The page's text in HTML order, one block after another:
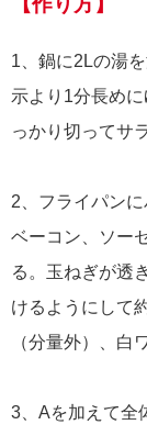
1、鍋に2Lの湯
示より1分長め
っかり切ってサ
2、フライパン
ベーコン、ソー
る。玉ねぎが透
けるようにして
（分量外）、白
3、Aを加えて全